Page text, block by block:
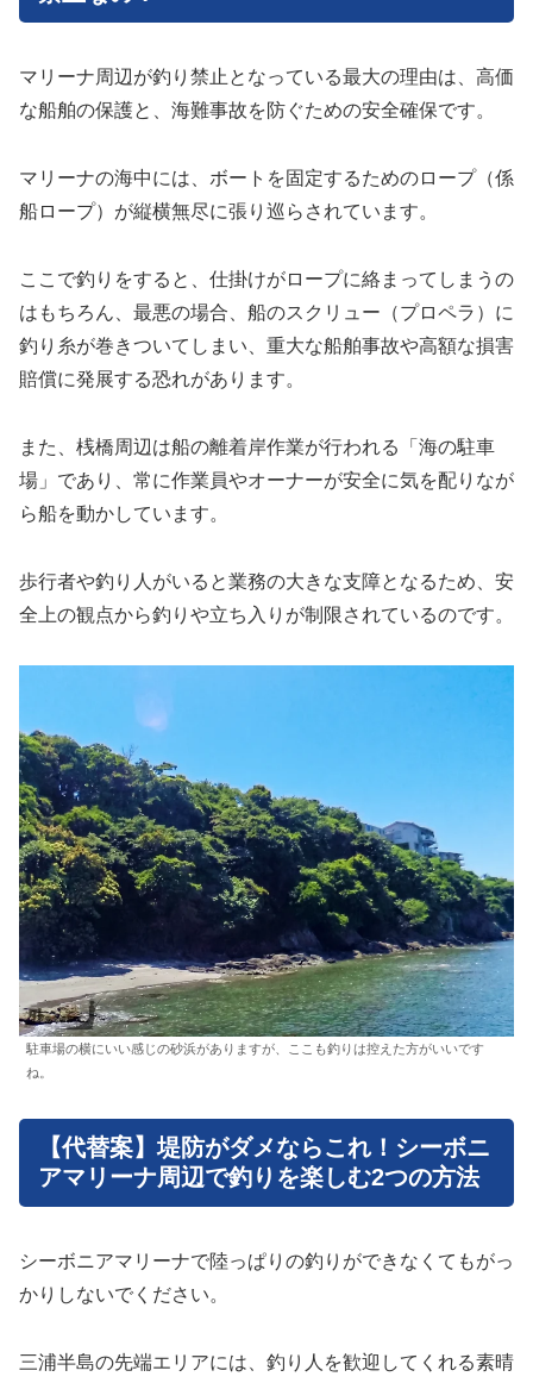
マリーナ周辺が釣り禁止となっている最大の理由は、高価
な船舶の保護と、海難事故を防ぐための安全確保です。
マリーナの海中には、ボートを固定するためのロープ（係
船ロープ）が縦横無尽に張り巡らされています。
ここで釣りをすると、仕掛けがロープに絡まってしまうの
はもちろん、最悪の場合、船のスクリュー（プロペラ）に
釣り糸が巻きついてしまい、重大な船舶事故や高額な損害
賠償に発展する恐れがあります。
また、桟橋周辺は船の離着岸作業が行われる「海の駐車
場」であり、常に作業員やオーナーが安全に気を配りなが
ら船を動かしています。
歩行者や釣り人がいると業務の大きな支障となるため、安
全上の観点から釣りや立ち入りが制限されているのです。
駐車場の横にいい感じの砂浜がありますが、ここも釣りは控えた方がいいです
ね。
【代替案】堤防がダメならこれ！シーボニ
アマリーナ周辺で釣りを楽しむ2つの方法
シーボニアマリーナで陸っぱりの釣りができなくてもがっ
かりしないでください。
三浦半島の先端エリアには、釣り人を歓迎してくれる素晴